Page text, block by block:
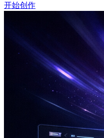
开始创作